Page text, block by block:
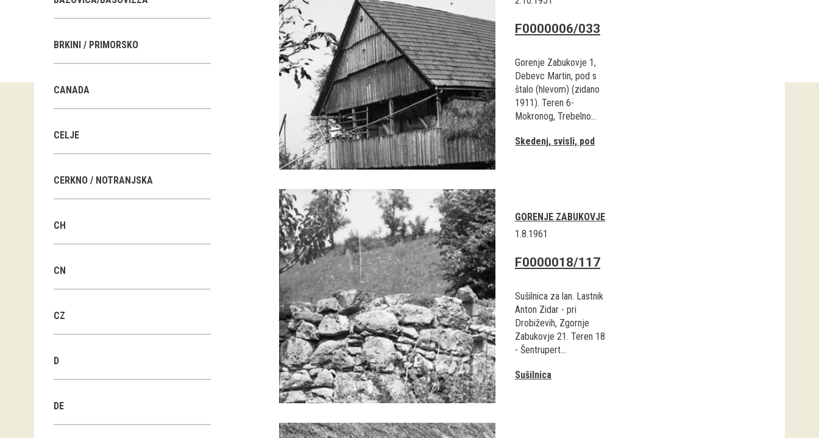
BRKINI / PRIMORSKO
CANADA
CELJE
CERKNO / NOTRANJSKA
CH
CN
CZ
D
DE
F0000006/033
Gorenje Zabukovje 1,
Debevc Martin, pod s
štalo (hlevom) (zidano
1911). Teren 6-
Mokronog, Trebelno...
Skedenj, svisli, pod
GORENJE ZABUKOVJE
1.8.1961
F0000018/117
Sušilnica za lan. Lastnik
Anton Zidar - pri
Drobiževih, Zgornje
Zabukovje 21. Teren 18
- Šentrupert...
Sušilnica